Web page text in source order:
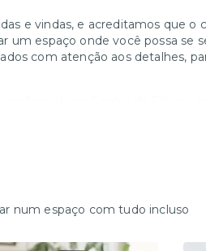
e vindas, e acreditamos que o
um espaço onde você possa se
com atenção aos detalhes,
mais procuradas na cidade.
| WiFi | Toalhas e jogos de
24h e o método de
num espaço com tudo incluso